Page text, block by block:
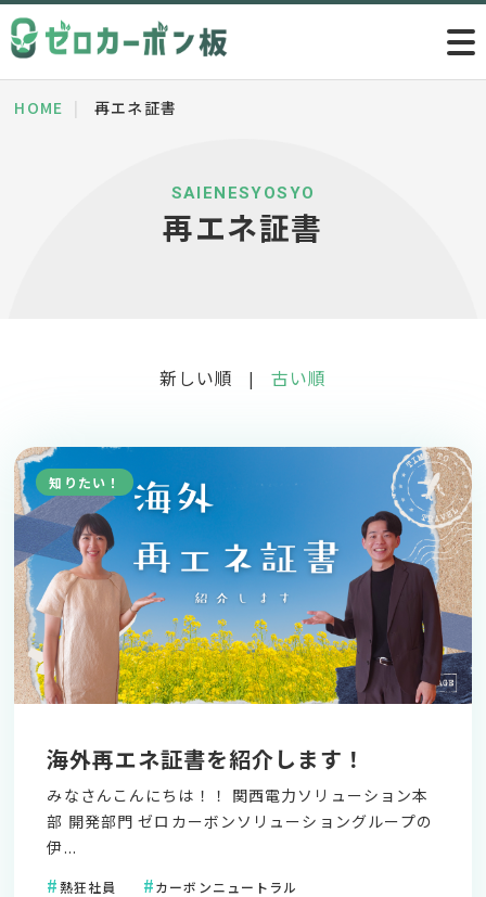
HOME 再エネ証書
SAIENESYOSYO
再エネ証書
新しい順 | 古い順
知りたい！
海外再エネ証書を紹介します！
みなさんこんにちは！！ 関西電力ソリューション本
部 開発部門 ゼロカーボンソリューショングループの
伊...
熱狂社員
カーボンニュートラル